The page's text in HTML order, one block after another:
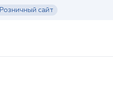
Розничный сайт